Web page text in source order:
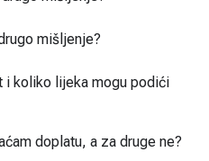
mišljenje?
i koliko lijeka mogu podići
doplatu, a za druge ne?